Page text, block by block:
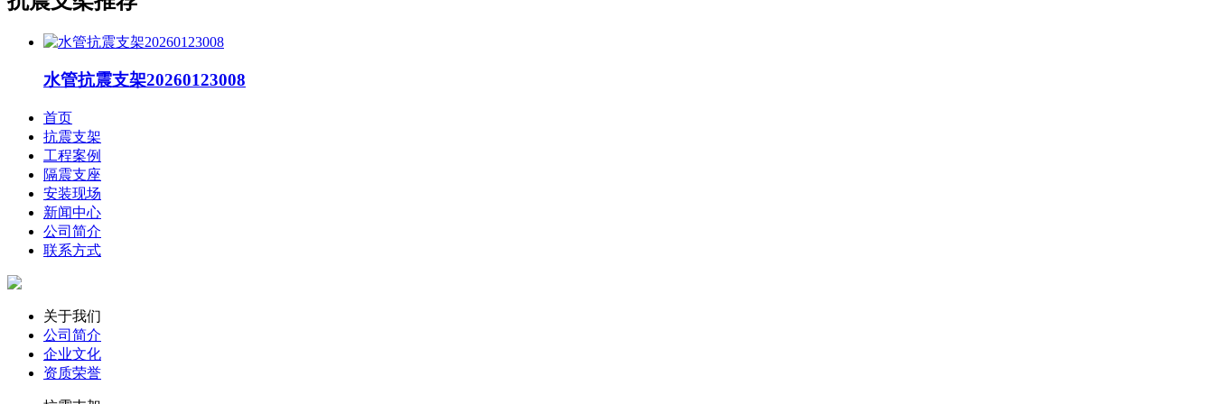
水管抗震支架20260123008
首页
抗震支架
工程案例
隔震支座
安装现场
新闻中心
公司简介
联系方式
关于我们
公司简介
企业文化
资质荣誉